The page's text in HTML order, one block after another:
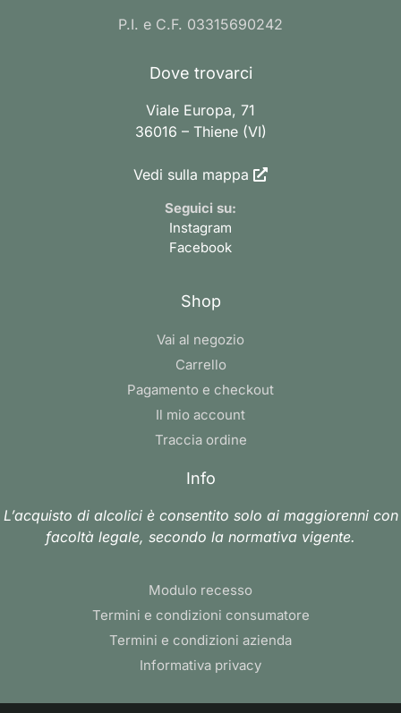
P.I. e C.F. 03315690242
Dove trovarci
Viale Europa, 71
36016 – Thiene (VI)
Vedi sulla mappa
Seguici su:
Instagram
Facebook
Shop
Vai al negozio
Carrello
Pagamento e checkout
Il mio account
Traccia ordine
Info
L’acquisto di alcolici è consentito solo ai maggiorenni con
facoltà legale, secondo la normativa vigente.
Modulo recesso
Termini e condizioni consumatore
Termini e condizioni azienda
Informativa privacy